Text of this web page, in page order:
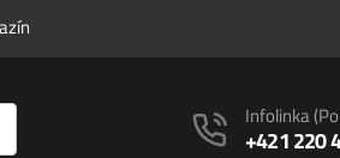
Infolinka
+421 220